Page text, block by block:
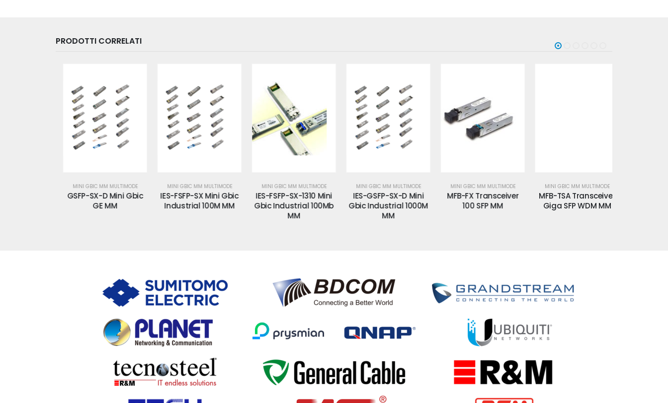
PRODOTTI CORRELATI
MINI GBIC MM MULTIMODE
GSFP-SX-D Mini Gbic
GE MM
MINI GBIC MM MULTIMODE
IES-FSFP-SX Mini Gbic
Industrial 100M MM
MINI GBIC MM MULTIMODE
IES-FSFP-SX-1310 Mini
Gbic Industrial 100Mb
MM
MINI GBIC MM MULTIMODE
IES-GSFP-SX-D Mini
Gbic Industrial 1000M
MM
MINI GBIC MM MULTIMODE
MFB-FX Transceiver
100 SFP MM
MINI GBIC MM MULTIMODE
MFB-TSA Transceiver
Giga SFP WDM MM